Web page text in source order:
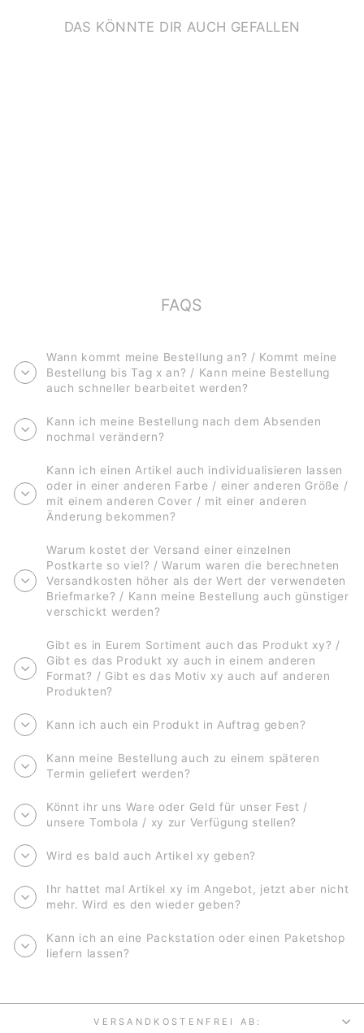
DAS KÖNNTE DIR AUCH GEFALLEN
FAQS
Wann kommt meine Bestellung an? / Kommt meine
Bestellung bis Tag x an? / Kann meine Bestellung
auch schneller bearbeitet werden?
Kann ich meine Bestellung nach dem Absenden
nochmal verändern?
Kann ich einen Artikel auch individualisieren lassen
oder in einer anderen Farbe / einer anderen Größe /
mit einem anderen Cover / mit einer anderen
Änderung bekommen?
Warum kostet der Versand einer einzelnen
Postkarte so viel? / Warum waren die berechneten
Versandkosten höher als der Wert der verwendeten
Briefmarke? / Kann meine Bestellung auch günstiger
verschickt werden?
Gibt es in Eurem Sortiment auch das Produkt xy? /
Gibt es das Produkt xy auch in einem anderen
Format? / Gibt es das Motiv xy auch auf anderen
Produkten?
Kann ich auch ein Produkt in Auftrag geben?
Kann meine Bestellung auch zu einem späteren
Termin geliefert werden?
Könnt ihr uns Ware oder Geld für unser Fest /
unsere Tombola / xy zur Verfügung stellen?
Wird es bald auch Artikel xy geben?
Ihr hattet mal Artikel xy im Angebot, jetzt aber nicht
mehr. Wird es den wieder geben?
Kann ich an eine Packstation oder einen Paketshop
liefern lassen?
VERSANDKOSTENFREI AB: